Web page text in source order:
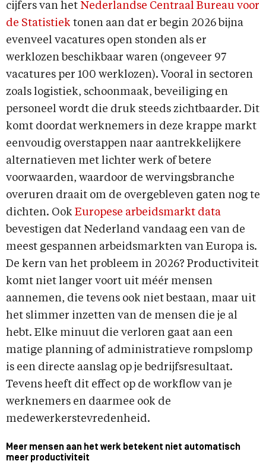
cijfers van het Nederlandse Centraal Bureau voor
de Statistiek tonen aan dat er begin 2026 bijna
evenveel vacatures open stonden als er
werklozen beschikbaar waren (ongeveer 97
vacatures per 100 werklozen). Vooral in sectoren
zoals logistiek, schoonmaak, beveiliging en
personeel wordt die druk steeds zichtbaarder. Dit
komt doordat werknemers in deze krappe markt
eenvoudig overstappen naar aantrekkelijkere
alternatieven met lichter werk of betere
voorwaarden, waardoor de wervingsbranche
overuren draait om de overgebleven gaten nog te
dichten. Ook Europese arbeidsmarkt data
bevestigen dat Nederland vandaag een van de
meest gespannen arbeidsmarkten van Europa is.
De kern van het probleem in 2026? Productiviteit
komt niet langer voort uit méér mensen
aannemen, die tevens ook niet bestaan, maar uit
het slimmer inzetten van de mensen die je al
hebt. Elke minuut die verloren gaat aan een
matige planning of administratieve rompslomp
is een directe aanslag op je bedrijfsresultaat.
Tevens heeft dit effect op de workflow van je
werknemers en daarmee ook de
medewerkerstevredenheid.
Meer mensen aan het werk betekent niet automatisch
meer productiviteit